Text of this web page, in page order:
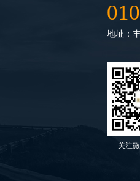
地址：
关注